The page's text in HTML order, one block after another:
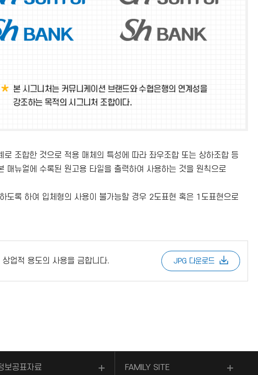
조합한 것으로 적용 매체의 특성에 따라 좌우조합 또는 상하조합 등
뉴얼에 수록된 원고용 타일을 출력하여 사용하는 것을 원칙으로
도록 하여 입체형의 사용이 불가능할 경우 2도표현 혹은 1도표현으로
업적 용도의 사용을 금합니다. JPG 다운로드
보공표자료 FAMILY SITE